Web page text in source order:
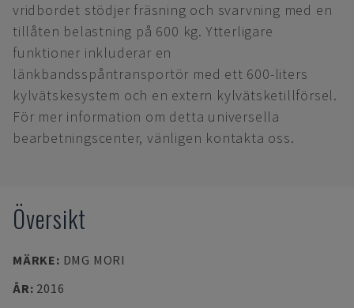
vridbordet stödjer fräsning och svarvning med en
tillåten belastning på 600 kg. Ytterligare
funktioner inkluderar en
länkbandsspåntransportör med ett 600-liters
kylvätskesystem och en extern kylvätsketillförsel.
För mer information om detta universella
bearbetningscenter, vänligen kontakta oss.
Översikt
MÄRKE: DMG MORI
ÅR: 2016